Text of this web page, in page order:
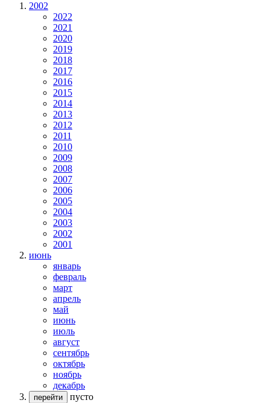
2002
2022
2021
2020
2019
2018
2017
2016
2015
2014
2013
2012
2011
2010
2009
2008
2007
2006
2005
2004
2003
2002
2001
июнь
январь
февраль
март
апрель
май
июнь
июль
август
сентябрь
октябрь
ноябрь
декабрь
перейти пусто